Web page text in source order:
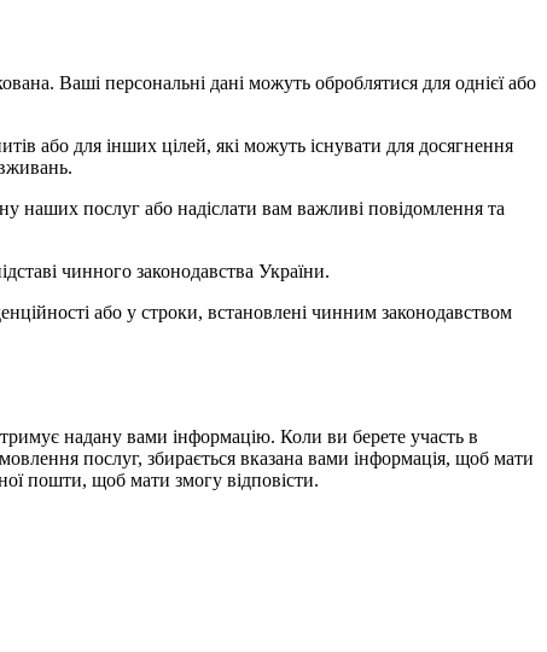
Ваші персональні дані можуть оброблятися для однієї або
або для інших цілей, які можуть існувати для досягнення
наших послуг або надіслати вам важливі повідомлення та
чинного законодавства України.
або у строки, встановлені чинним законодавством
надану вами інформацію. Коли ви берете участь в
послуг, збирається вказана вами інформація, щоб мати
пошти, щоб мати змогу відповісти.